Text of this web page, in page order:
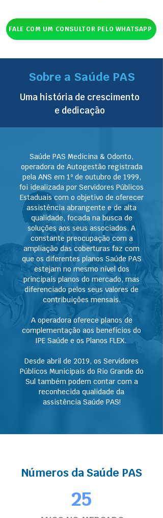
FALE COM UM CONSULTOR PELO WHATSAPP
Sobre a Saúde PAS
Uma história de crescimento
e dedicação
Saúde PAS Medicina & Odonto,
operadora de Autogestão registrada
pela ANS em 1º de outubro de 1999,
foi idealizada por Servidores Públicos
Estaduais com o objetivo de oferecer
assistência abrangente e de alta
qualidade, focada na busca de
soluções aos seus associados. A
constante preocupação com a
ampliação das coberturas faz com
que os diferentes planos Saúde PAS
estejam no mesmo nível dos
principais planos do mercado, mas
diferenciado pelos seus valores de
contribuições mensais.
A operadora oferece planos de
complementação aos benefícios do
IPE Saúde e os Planos FLEX.
Desde abril de 2019, os Servidores
Públicos Municipais do Rio Grande do
Sul também podem contar com a
reconhecida qualidade da
assistência Saúde PAS!
Números da Saúde PAS
25